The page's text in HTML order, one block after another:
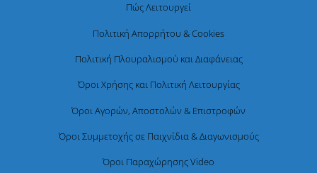
Πώς Λειτουργεί
Πολιτική Απορρήτου & Cookies
Πολιτική Πλουραλισμού και Διαφάνειας
Όροι Χρήσης και Πολιτική Λειτουργίας
Όροι Αγορών, Αποστολών & Επιστροφών
Όροι Συμμετοχής σε Παιχνίδια & Διαγωνισμούς
Όροι Παραχώρησης Video